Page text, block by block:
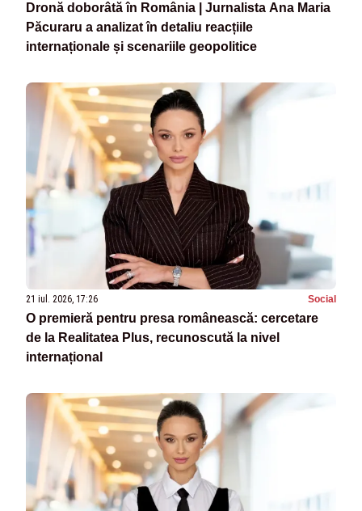
Dronă doborâtă în România | Jurnalista Ana Maria
Păcuraru a analizat în detaliu reacțiile
internaționale și scenariile geopolitice
21 iul. 2026, 17:26 Social
O premieră pentru presa românească: cercetare
de la Realitatea Plus, recunoscută la nivel
internațional